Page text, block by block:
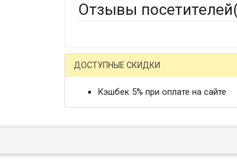
Отзывы
ДОСТУПНЫЕ СКИДКИ
Кэшбек 5% при оплате на сайте